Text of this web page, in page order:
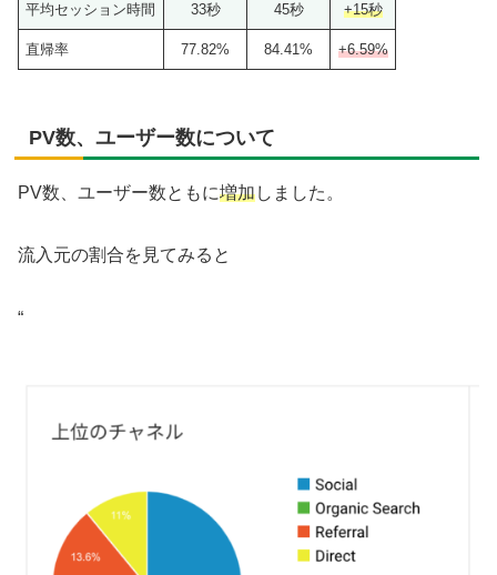
平均セッション時間 33秒 45秒 +15秒
直帰率 77.82% 84.41% +6.59%
PV数、ユーザー数について
PV数、ユーザー数ともに増加しました。
流入元の割合を見てみると
“